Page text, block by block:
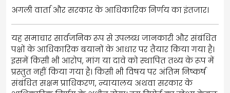
अगली वार्ता और सरकार के आधिकारिक निर्णय का इंतजार।
यह समाचार सार्वजनिक रूप से उपलब्ध जानकारी और संबंधित
पक्षों के आधिकारिक बयानों के आधार पर तैयार किया गया है।
इसमें किसी भी आरोप, मांग या दावे को स्थापित तथ्य के रूप में
प्रस्तुत नहीं किया गया है। किसी भी विषय पर अंतिम निष्कर्ष
संबंधित सक्षम प्राधिकरण, न्यायालय अथवा सरकार के